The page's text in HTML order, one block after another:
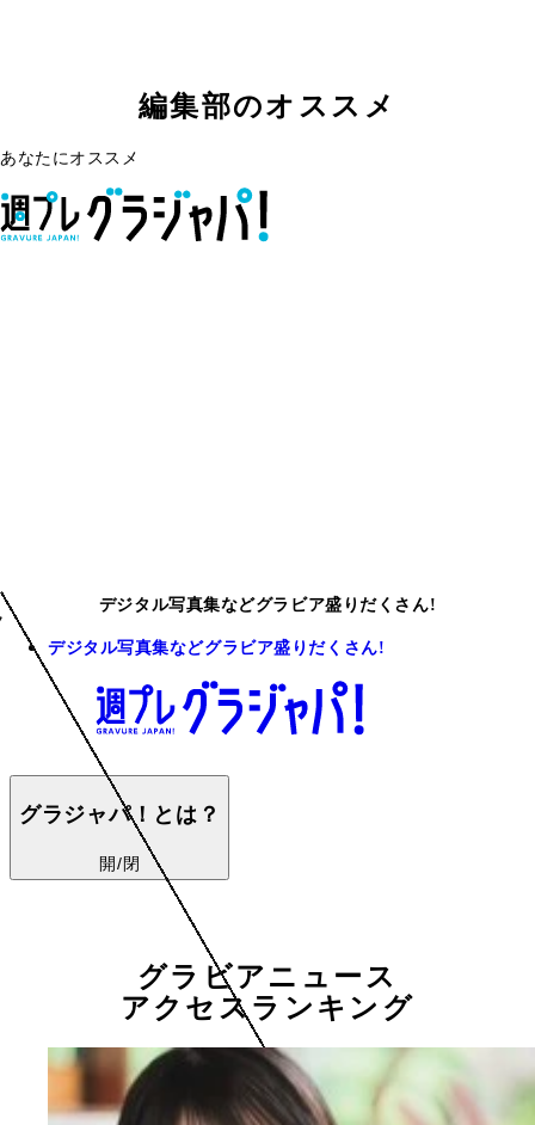
編集部のオススメ
あなたにオススメ
デジタル写真集などグラビア盛りだくさん!
デジタル写真集などグラビア盛りだくさん!
グラジャパ！とは？
開/閉
グラビアニュース
アクセスランキング